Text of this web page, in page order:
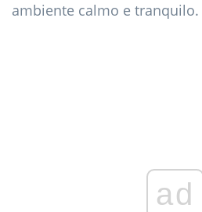
ambiente calmo e tranquilo.
ad